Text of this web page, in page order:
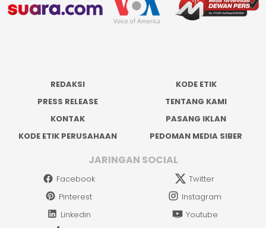
REDAKSI
KODE ETIK
PRESS RELEASE
TENTANG KAMI
KONTAK
PASANG IKLAN
KODE ETIK PERUSAHAAN
PEDOMAN MEDIA SIBER
JARINGAN SOCIAL
Facebook
Twitter
Pinterest
Instagram
Linkedin
Youtube